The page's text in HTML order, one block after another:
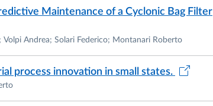
Maintenance of a Cyclonic Bag Filter
Andrea; Solari Federico; Montanari Roberto
process innovation in small states.